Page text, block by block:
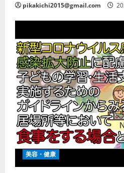
pikakichi2015@gmail.com
美容・健康